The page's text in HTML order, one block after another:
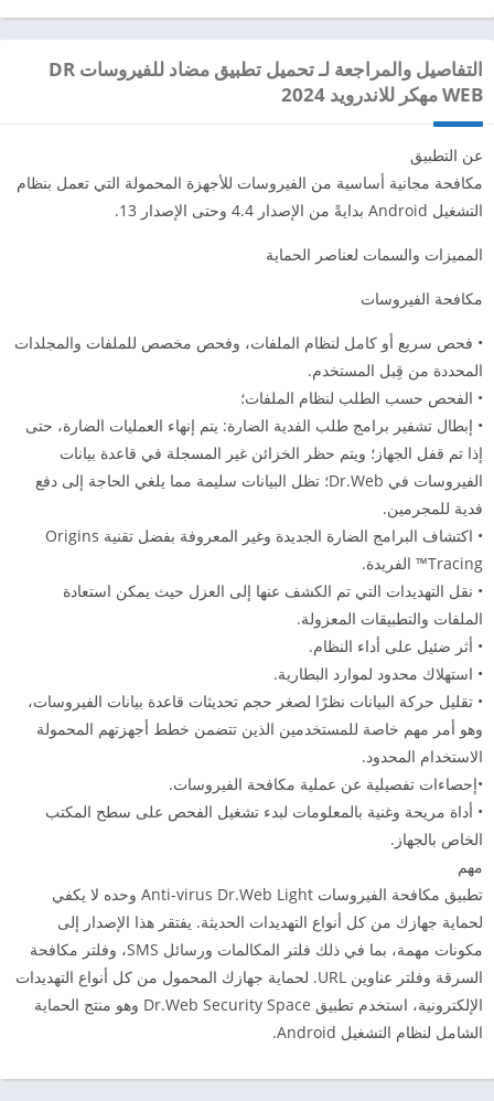
التفاصيل والمراجعة لـ تحميل تطبيق مضاد للفيروسات DR
WEB مهكر للاندرويد 2024
عن التطبيق
مكافحة مجانية أساسية من الفيروسات للأجهزة المحمولة التي تعمل بنظام
التشغيل Android بدايةً من الإصدار 4.4 وحتى الإصدار 13.
المميزات والسمات لعناصر الحماية
مكافحة الفيروسات
• فحص سريع أو كامل لنظام الملفات، وفحص مخصص للملفات والمجلدات
المحددة من قِبل المستخدم.
• الفحص حسب الطلب لنظام الملفات؛
• إبطال تشفير برامج طلب الفدية الضارة: يتم إنهاء العمليات الضارة، حتى
إذا تم قفل الجهاز؛ ويتم حظر الخزائن غير المسجلة في قاعدة بيانات
الفيروسات في Dr.Web؛ تظل البيانات سليمة مما يلغي الحاجة إلى دفع
فدية للمجرمين.
• اكتشاف البرامج الضارة الجديدة وغير المعروفة بفضل تقنية Origins
Tracing™ الفريدة.
• نقل التهديدات التي تم الكشف عنها إلى العزل حيث يمكن استعادة
الملفات والتطبيقات المعزولة.
• أثر ضئيل على أداء النظام.
• استهلاك محدود لموارد البطارية.
• تقليل حركة البيانات نظرًا لصغر حجم تحديثات قاعدة بيانات الفيروسات،
وهو أمر مهم خاصة للمستخدمين الذين تتضمن خطط أجهزتهم المحمولة
الاستخدام المحدود.
•إحصاءات تفصيلية عن عملية مكافحة الفيروسات.
• أداة مريحة وغنية بالمعلومات لبدء تشغيل الفحص على سطح المكتب
الخاص بالجهاز.
مهم
تطبيق مكافحة الفيروسات Anti-virus Dr.Web Light وحده لا يكفي
لحماية جهازك من كل أنواع التهديدات الحديثة. يفتقر هذا الإصدار إلى
مكونات مهمة، بما في ذلك فلتر المكالمات ورسائل SMS، وفلتر مكافحة
السرقة وفلتر عناوين URL. لحماية جهازك المحمول من كل أنواع التهديدات
الإلكترونية، استخدم تطبيق Dr.Web Security Space وهو منتج الحماية
الشامل لنظام التشغيل Android.